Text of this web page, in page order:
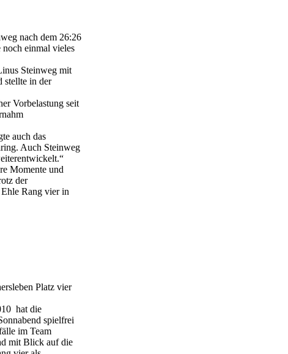
nach dem 26:26
einmal vieles
Steinweg mit
stellte in der
Vorbelastung seit
auch das
Auch Steinweg
Momente und
der
Rang vier in
Platz vier
hat die
spielfrei
im Team
mit Blick auf die